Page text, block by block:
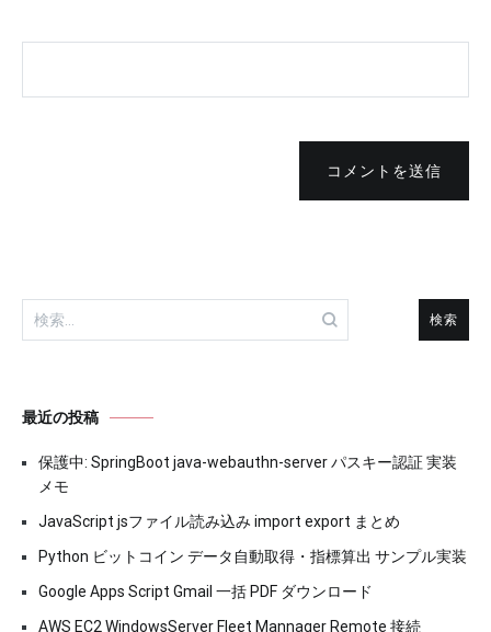
コメントを送信
検
索:
最近の投稿
保護中: SpringBoot java-webauthn-server パスキー認証 実装
メモ
JavaScript jsファイル読み込み import export まとめ
Python ビットコイン データ自動取得・指標算出 サンプル実装
Google Apps Script Gmail 一括 PDF ダウンロード
AWS EC2 WindowsServer Fleet Mannager Remote 接続